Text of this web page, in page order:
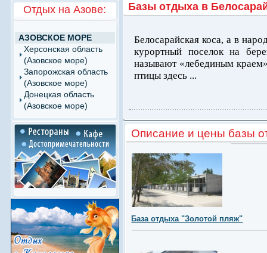
Отдых на Азове:
АЗОВСКОЕ МОРЕ
Херсонская область
(Азовское море)
Запорожская область
(Азовское море)
Донецкая область
(Азовское море)
Базы отдыха в
Белосарайская коса, а в
курортный поселок на
называют «лебединым
птицы здесь ...
Описание и цены базы
База отдыха "Золотой пляж"